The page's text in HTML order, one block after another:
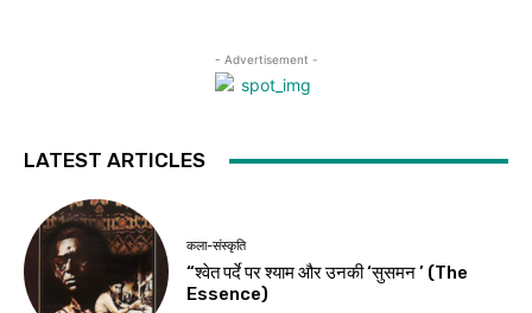
- Advertisement -
LATEST ARTICLES
कला-संस्कृति
“श्वेत पर्दे पर श्याम और उनकी ‘सुसमन ’ (The
Essence)